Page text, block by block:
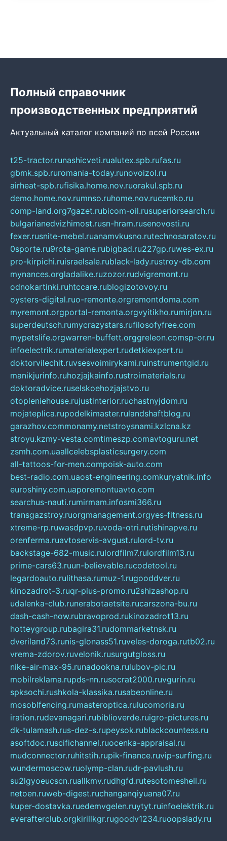
Полный справочник
производственных предприятий
Актуальный каталог компаний по всей России
t25-tractor.runashicveti.rualutex.spb.rufas.ru
gbmk.spb.ruromania-today.runovoizol.ru
airheat-spb.rufisika.home.nov.ruorakul.spb.ru
demo.home.nov.rumnso.ruhome.nov.rucemko.ru
comp-land.org7gazet.rubicom-oil.rusuperiorsearch.ru
bulgarianedvizhimost.rusn-hram.rusenovosti.ru
fexer.rusnite-mebel.ruanamvkusno.rutechnosaratov.ru
0sporte.ru9rota-game.rubigbad.ru227gp.ruwes-ex.ru
pro-kirpichi.ruisraelsale.rublack-lady.rustroy-db.com
mynances.orgladalike.ruzozor.rudvigremont.ru
odnokartinki.ruhtccare.rublogizotovoy.ru
oysters-digital.ruo-remonte.orgremontdoma.com
myremont.orgportal-remonta.orgvyitikho.rumirjon.ru
superdeutsch.rumycrazystars.rufilosofyfree.com
mypetslife.orgwarren-buffett.orggreleon.comsp-or.ru
infoelectrik.rumaterialexpert.rudetkiexpert.ru
doktorvilechit.ruvsesvoimirykami.ruinstrumentgid.ru
manikjurinfo.ruhozjajkainfo.rustroimaterials.ru
doktoradvice.ruselskoehozjajstvo.ru
otopleniehouse.rujustinterior.ruchastnyjdom.ru
mojateplica.rupodelkimaster.rulandshaftblog.ru
garazhov.commonamy.netstroysnami.kzlcna.kz
stroyu.kzmy-vesta.comtimeszp.comavtoguru.net
zsmh.com.uaallcelebsplasticsurgery.com
all-tattoos-for-men.compoisk-auto.com
best-radio.com.uaost-engineering.comkuryatnik.info
euroshiny.com.uaporemontuavto.com
searchus-nauti.rumirmam.infosmi366.ru
transgazstroy.ruorgmanagement.orgyes-fitness.ru
xtreme-rp.ruwasdpvp.ruvoda-otri.rutishinapve.ru
orenferma.ruavtoservis-avgust.rulord-tv.ru
backstage-682-music.rulordfilm7.rulordfilm13.ru
prime-cars63.ruun-believable.rucodetool.ru
legardoauto.rulithasa.rumuz-1.rugooddver.ru
kinozadrot-3.ruqr-plus-promo.ru2shizashop.ru
udalenka-club.runerabotaetsite.rucarszona-bu.ru
dash-cash-now.rubravoprod.rukinozadrot13.ru
hotteygroup.rubagira31.rudommarketnsk.ru
dveriland73.runis-glonass51.ruveles-doroga.rutb02.ru
vrema-zdorov.ruvelonik.rusurgutgloss.ru
nike-air-max-95.runadookna.rulubov-pic.ru
mobilreklama.rupds-nn.rusocrat2000.ruvgurin.ru
spksochi.rushkola-klassika.rusabeonline.ru
mosoblfencing.rumasteroptica.rulucomoria.ru
iration.rudevanagari.rubiblioverde.ruigro-pictures.ru
dk-tulamash.rus-dez-s.rupeysok.rublackcountess.ru
asoftdoc.ruscifichannel.ruocenka-appraisal.ru
mudconnector.ruhitstih.rupik-finance.ruvip-surfing.ru
wundermoscow.ruolymp-clan.rudr-pavlush.ru
su2lgyoeucscn.ruallkmv.rudhgfd.rutesotomeshell.ru
netoen.ruweb-digest.ruchanganqiyuana07.ru
kuper-dostavka.ruedemvgelen.ruytyt.ruinfoelektrik.ru
everafterclub.orgkirillkgr.rugoodv1234.ruoopslady.ru